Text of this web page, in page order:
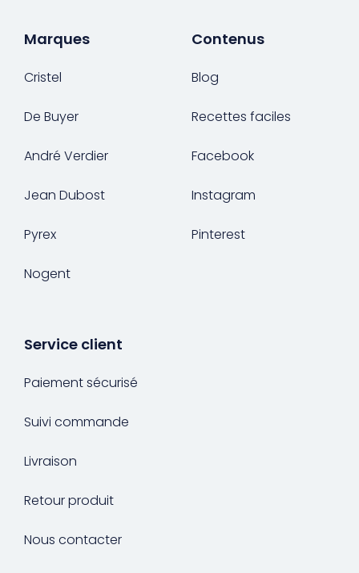
Marques
Cristel
De Buyer
André Verdier
Jean Dubost
Pyrex
Nogent
Contenus
Blog
Recettes faciles
Facebook
Instagram
Pinterest
Service client
Paiement sécurisé
Suivi commande
Livraison
Retour produit
Nous contacter